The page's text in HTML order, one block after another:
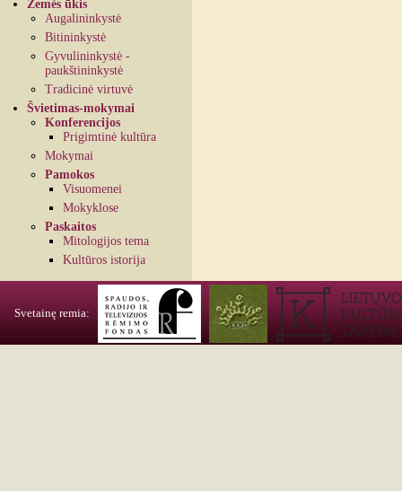
Žemės ūkis
Augalininkystė
Bitininkystė
Gyvulininkystė -
paukštininkystė
Tradicinė virtuvė
Švietimas-mokymai
Konferencijos
Prigimtinė kultūra
Mokymai
Pamokos
Visuomenei
Mokyklose
Paskaitos
Mitologijos tema
Kultūros istorija
Svetainę remia: